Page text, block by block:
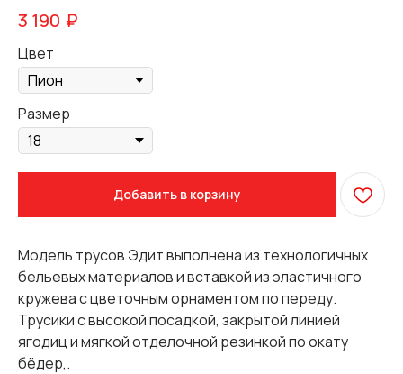
3 190 ₽
Цвет
Размер
Добавить в корзину
Модель трусов Эдит выполнена из технологичных
бельевых материалов и вставкой из эластичного
кружева с цветочным орнаментом по переду.
Трусики с высокой посадкой, закрытой линией
ягодиц и мягкой отделочной резинкой по окату
бёдер,.